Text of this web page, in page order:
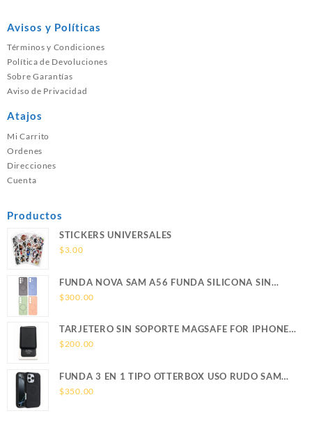
Avisos y Políticas
Términos y Condiciones
Política de Devoluciones
Sobre Garantías
Aviso de Privacidad
Atajos
Mi Carrito
Ordenes
Direcciones
Cuenta
Productos
STICKERS UNIVERSALES
$3.00
FUNDA NOVA SAM A56 FUNDA SILICONA SIN
SOPORTE MAGNETICO SAMSUNG
$300.00
TARJETERO SIN SOPORTE MAGSAFE FOR IPHONE
LEATHER WALLET MAGSAFE
$200.00
FUNDA 3 EN 1 TIPO OTTERBOX USO RUDO SAM
S26 ULTRA SAMSUNG S26 ULTRA
$350.00